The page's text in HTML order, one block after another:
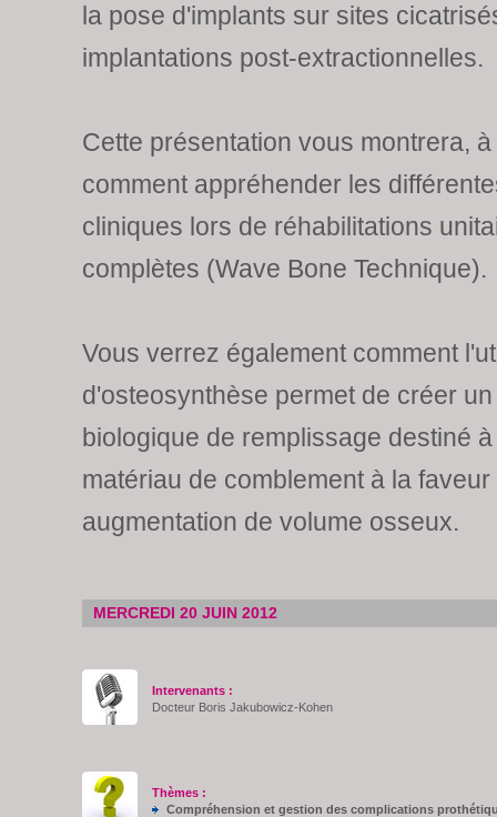
la pose d'implants sur sites
implantations post-extractionnelles.
Cette présentation vous montrera,
comment appréhender les
cliniques lors de réhabilitations
complètes (Wave Bone Technique).
Vous verrez également comment
d'osteosynthèse permet de créer
biologique de remplissage destiné
matériau de comblement à la faveur
augmentation de volume osseux.
MERCREDI 20 JUIN 2012
Intervenants :
Docteur Boris Jakubowicz-Kohen
Thèmes :
Compréhension et gestion des complications